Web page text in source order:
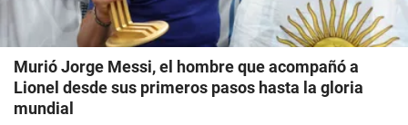
Murió Jorge Messi, el hombre que acompañó a
Lionel desde sus primeros pasos hasta la gloria
mundial